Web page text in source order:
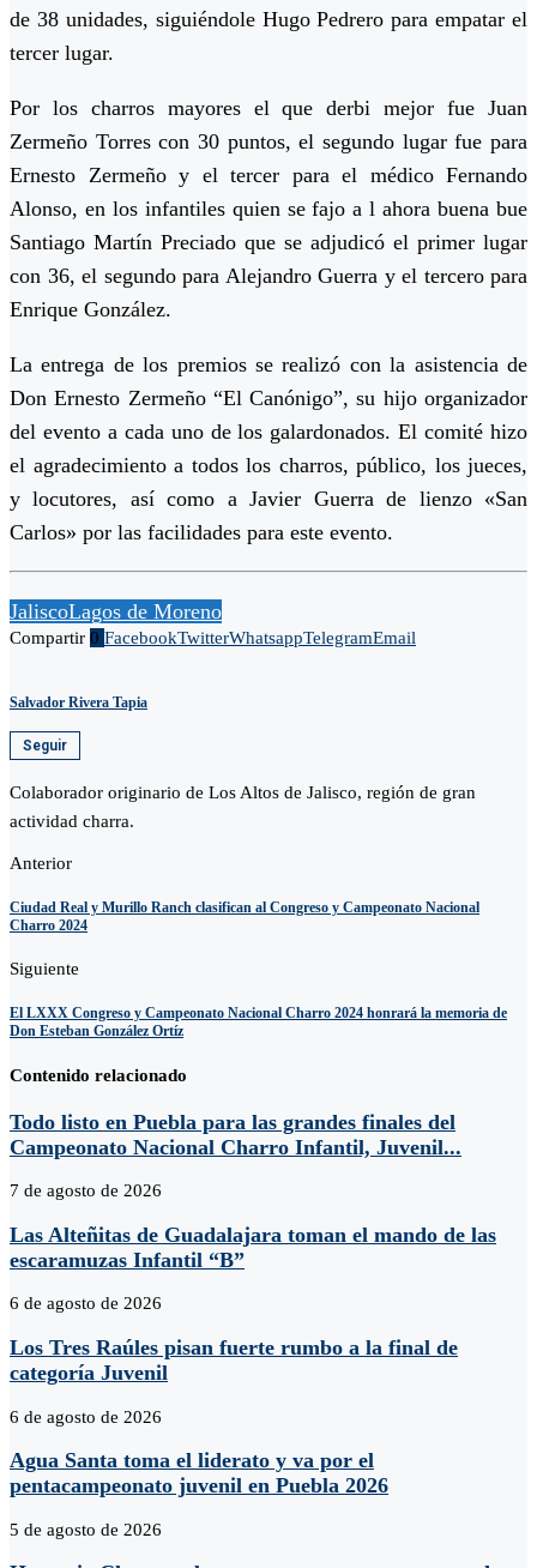
de 38 unidades, siguiéndole Hugo Pedrero para empatar el
tercer lugar.
Por los charros mayores el que derbi mejor fue Juan
Zermeño Torres con 30 puntos, el segundo lugar fue para
Ernesto Zermeño y el tercer para el médico Fernando
Alonso, en los infantiles quien se fajo a l ahora buena bue
Santiago Martín Preciado que se adjudicó el primer lugar
con 36, el segundo para Alejandro Guerra y el tercero para
Enrique González.
La entrega de los premios se realizó con la asistencia de
Don Ernesto Zermeño “El Canónigo”, su hijo organizador
del evento a cada uno de los galardonados. El comité hizo
el agradecimiento a todos los charros, público, los jueces,
y locutores, así como a Javier Guerra de lienzo «San
Carlos» por las facilidades para este evento.
JaliscoLagos de Moreno
Compartir 0 FacebookTwitterWhatsappTelegramEmail
Salvador Rivera Tapia
Seguir
Colaborador originario de Los Altos de Jalisco, región de gran
actividad charra.
Anterior
Ciudad Real y Murillo Ranch clasifican al Congreso y Campeonato Nacional
Charro 2024
Siguiente
El LXXX Congreso y Campeonato Nacional Charro 2024 honrará la memoria de
Don Esteban González Ortíz
Contenido relacionado
Todo listo en Puebla para las grandes finales del
Campeonato Nacional Charro Infantil, Juvenil...
7 de agosto de 2026
Las Alteñitas de Guadalajara toman el mando de las
escaramuzas Infantil “B”
6 de agosto de 2026
Los Tres Raúles pisan fuerte rumbo a la final de
categoría Juvenil
6 de agosto de 2026
Agua Santa toma el liderato y va por el
pentacampeonato juvenil en Puebla 2026
5 de agosto de 2026